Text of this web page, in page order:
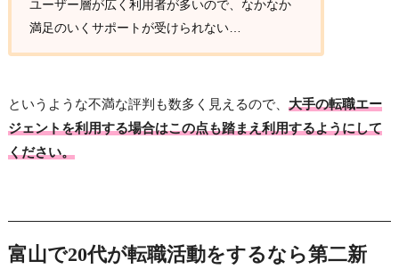
ユーザー層が広く利用者が多いので、なかなか
満足のいくサポートが受けられない…
というような不満な評判も数多く見えるので、 大手の転職エー
ジェントを利用する場合はこの点も踏まえ利用するようにして
ください。
富山で20代が転職活動をするなら第二新